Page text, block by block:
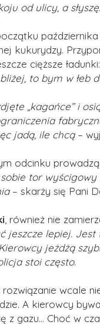
od ulicy, a
kukurydzy.
cięższe
to bym w łeb
„kagańce” i
jadą, ile chcą –
odcinku
tor
– skarży się Pani
, również nie
jeszcze lepiej.
jeżdżą
stoi często.
wcale
A kierowcy
z gazu... Choć w